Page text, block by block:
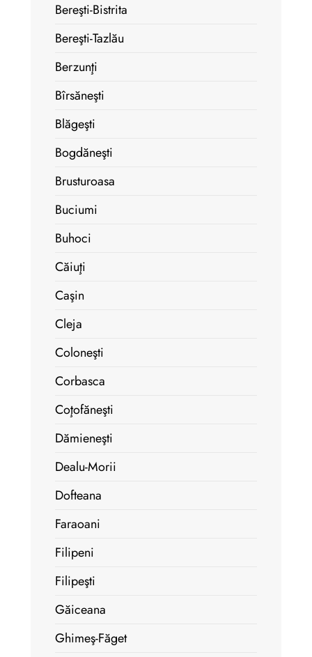
Bereşti-Bistrita
Bereşti-Tazlău
Berzunţi
Bîrsăneşti
Blăgeşti
Bogdăneşti
Brusturoasa
Buciumi
Buhoci
Căiuţi
Caşin
Cleja
Coloneşti
Corbasca
Coţofăneşti
Dămieneşti
Dealu-Morii
Dofteana
Faraoani
Filipeni
Filipeşti
Găiceana
Ghimeş-Făget